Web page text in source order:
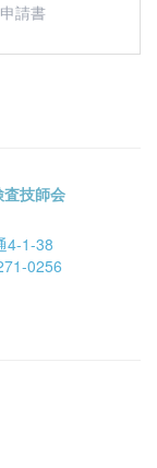
請書
技師会
4-1-38
0256